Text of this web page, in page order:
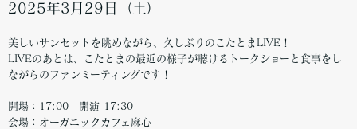
2025年3月29日（土）
美しいサンセットを眺めながら、久しぶりのこたとまLIVE！
LIVEのあとは、こたとまの最近の様子が聴けるトークショーと食事をし
ながらのファンミーティングです！
開場：17:00 開演 17:30
会場：オーガニックカフェ麻心